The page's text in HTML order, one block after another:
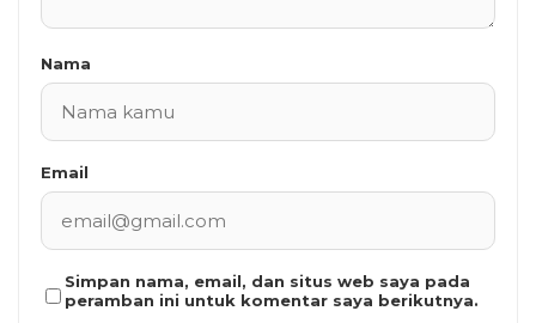
Nama
Email
Simpan nama, email, dan situs web saya pada
peramban ini untuk komentar saya berikutnya.